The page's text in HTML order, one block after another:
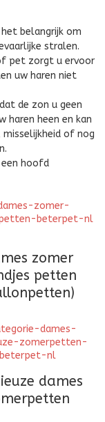
belangrijk om
stralen.
pet zorgt u ervoor
uw haren niet
de zon u geen
haren heen en kan
of nog
hoofd
zomer
petten
dames